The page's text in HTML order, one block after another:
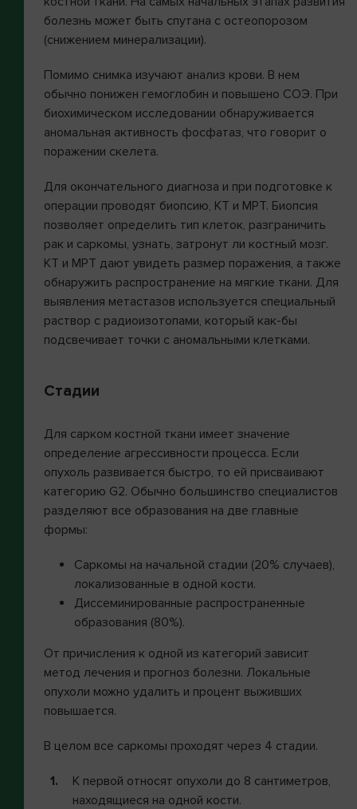
болезнь может быть спутана с остеопорозом
(снижением минерализации).
Помимо снимка изучают анализ крови. В нем
обычно понижен гемоглобин и повышено СОЭ. При
биохимическом исследовании обнаруживается
аномальная активность фосфатаз, что говорит о
поражении скелета.
Для окончательного диагноза и при подготовке к
операции проводят биопсию, КТ и МРТ. Биопсия
позволяет определить тип клеток, разграничить
рак и саркомы, узнать, затронут ли костный мозг.
КТ и МРТ дают увидеть размер поражения, а также
обнаружить распространение на мягкие ткани. Для
выявления метастазов используется специальный
раствор с радиоизотопами, который как-бы
подсвечивает точки с аномальными клетками.
Стадии
Для сарком костной ткани имеет значение
определение агрессивности процесса. Если
опухоль развивается быстро, то ей присваивают
категорию G2. Обычно большинство специалистов
разделяют все образования на две главные
формы:
Саркомы на начальной стадии (20% случаев),
локализованные в одной кости.
Диссеминированные распространенные
образования (80%).
От причисления к одной из категорий зависит
метод лечения и прогноз болезни. Локальные
опухоли можно удалить и процент выживших
повышается.
В целом все саркомы проходят через 4 стадии.
К первой относят опухоли до 8 сантиметров,
находящиеся на одной кости.